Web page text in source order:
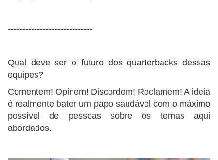
-----------------------------
Qual deve ser o futuro dos quarterbacks dessas
equipes?
Comentem! Opinem! Discordem! Reclamem! A ideia
é realmente bater um papo saudável com o máximo
possível de pessoas sobre os temas aqui
abordados.